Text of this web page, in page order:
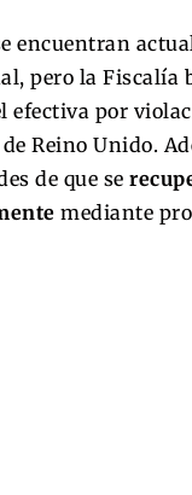
encuentran
pero la Fiscalía
efectiva por
Reino Unido.
de que se
mediante